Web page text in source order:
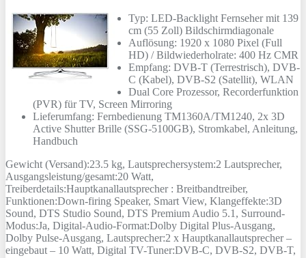
Typ: LED-Backlight Fernseher mit 139
cm (55 Zoll) Bildschirmdiagonale
Auflösung: 1920 x 1080 Pixel (Full
HD) / Bildwiederholrate: 400 Hz CMR
Empfang: DVB-T (Terrestrisch), DVB-
C (Kabel), DVB-S2 (Satellit), WLAN
Dual Core Prozessor, Recorderfunktion
(PVR) für TV, Screen Mirroring
Lieferumfang: Fernbedienung TM1360A/TM1240, 2x 3D
Active Shutter Brille (SSG-5100GB), Stromkabel, Anleitung,
Handbuch
Gewicht (Versand):23.5 kg, Lautsprechersystem:2 Lautsprecher,
Ausgangsleistung/gesamt:20 Watt,
Treiberdetails:Hauptkanallautsprecher : Breitbandtreiber,
Funktionen:Down-firing Speaker, Smart View, Klangeffekte:3D
Sound, DTS Studio Sound, DTS Premium Audio 5.1, Surround-
Modus:Ja, Digital-Audio-Format:Dolby Digital Plus-Ausgang,
Dolby Pulse-Ausgang, Lautsprecher:2 x Hauptkanallautsprecher –
eingebaut – 10 Watt, Digital TV-Tuner:DVB-C, DVB-S2, DVB-T,